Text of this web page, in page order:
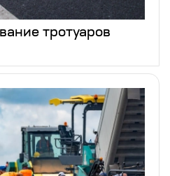
тротуаров